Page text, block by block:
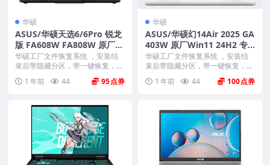
华硕
ASUS/华硕天选6/6Pro 锐龙
版 FA608W FA808W 原厂W
in11 24H2 专业工作站版系
统 工厂文件 带ASUS Recove
ry恢复
华硕工厂文件恢复系统 ，安装结
束后带隐藏分区，带一键恢复，以
1 年前 44 95
华硕
ASUS/华硕幻14Air 2025 GA
403W 原厂Win11 24H2 专
业版系统 工厂文件 带ASUS
Recovery恢复
华硕工厂文件恢复系统 ，安装结
束后带隐藏分区，带一键恢复，以
及机器所有的驱动和软...
1 年前 44 100